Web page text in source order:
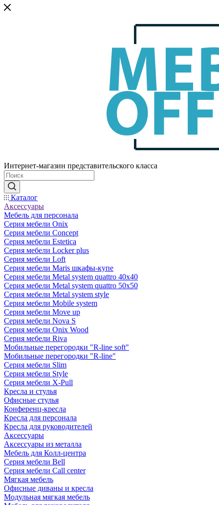
Интернет-магазин представительского класса
Каталог
Аксессуары
Мебель для персонала
Серия мебели Onix
Серия мебели Concept
Серия мебели Estetica
Серия мебели Locker plus
Серия мебели Loft
Серия мебели Maris шкафы-купе
Серия мебели Metal system quattro 40x40
Серия мебели Metal system quattro 50x50
Серия мебели Metal system style
Серия мебели Mobile system
Серия мебели Move up
Серия мебели Nova S
Серия мебели Onix Wood
Серия мебели Riva
Мобильные перегородки "R-line soft"
Мобильные перегородки "R-line"
Серия мебели Slim
Серия мебели Style
Серия мебели X-Pull
Кресла и стулья
Офисные стулья
Конференц-кресла
Кресла для персонала
Кресла для руководителей
Аксессуары
Аксессуары из металла
Мебель для Колл-центра
Серия мебели Bell
Серия мебели Call center
Мягкая мебель
Офисные диваны и кресла
Модульная мягкая мебель